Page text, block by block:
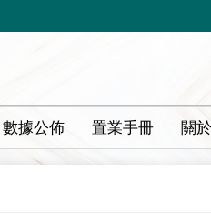
數據公佈 置業手冊 關